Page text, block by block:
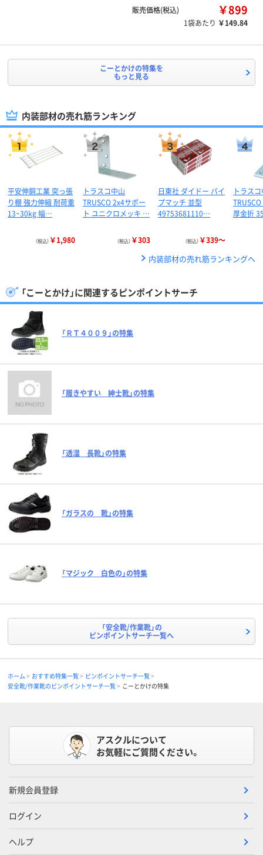
販売価格(税込)
￥899
1袋あたり ￥149.84
こーとかけの特集を
もっと見る
内装部材の売れ筋ランキング
平安伸銅工業 突っ張
り棚 強力伸縮 耐荷重
13~30kg 幅…
（税込） ￥1,980
トラスコ中山
TRUSCO 2x4サポー
ト ユニクロメッキ …
（税込） ￥303
日東社 ダイドー パイ
プマッチ 並型
49753681110…
（税込） ￥339～
トラス
厚金折
内装部材の売れ筋ランキングへ
「こーとかけ」に関連するピンポイントサーチ
「ＲＴ４００９」の特集
「履きやすい 紳士靴」の特集
「透湿 長靴」の特集
「ガラスの 靴」の特集
「マジック 白色の」の特集
「安全靴/作業靴」の
ピンポイントサーチ一覧へ
ホーム おすすめ特集一覧
ピンポイントサーチ一覧
安全靴/作業靴のピンポイントサーチ一覧
こーとかけの特集
アスクルについて
お気軽にご質問ください。
新規会員登録
ログイン
ヘルプ